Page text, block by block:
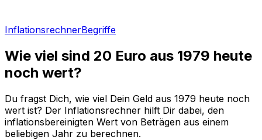
InflationsrechnerBegriffe
Wie viel sind 20 Euro aus 1979 heute
noch wert?
Du fragst Dich, wie viel Dein Geld aus 1979 heute noch
wert ist? Der Inflationsrechner hilft Dir dabei, den
inflationsbereinigten Wert von Beträgen aus einem
beliebigen Jahr zu berechnen.